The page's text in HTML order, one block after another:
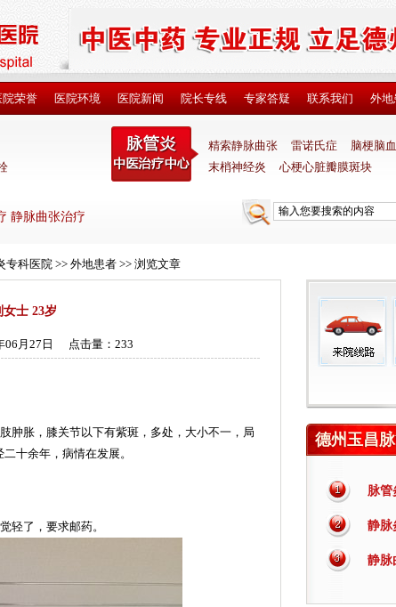
院荣誉 医院环境 医院新闻 院长专线 专家答疑 联系我们 外地
精索静脉曲张 雷诺氏症
脑梗脑
末梢神经炎
心梗心脏瓣膜斑块
静脉曲张治疗
专科医院 >> 外地患者 >> 浏览文章
士 23岁
06月27日 点击量： 233
肿胀，膝关节以下有紫斑，多处，大小不一，局
十余年，病情在发展。
轻了，要求邮药。
德州玉昌
脉管
静脉
静脉